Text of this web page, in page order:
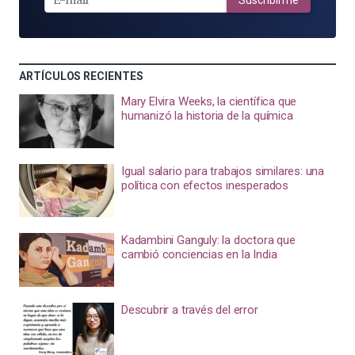
ARTÍCULOS RECIENTES
Mary Elvira Weeks, la científica que
humanizó la historia de la química
Igual salario para trabajos similares: una
política con efectos inesperados
Kadambini Ganguly: la doctora que
cambió conciencias en la India
Descubrir a través del error